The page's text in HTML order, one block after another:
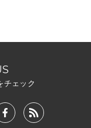
チェック